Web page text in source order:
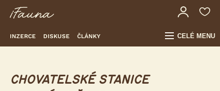
INZERCE DISKUSE ČLÁNKY CELÉ MENU
CHOVATELSKÉ STANICE